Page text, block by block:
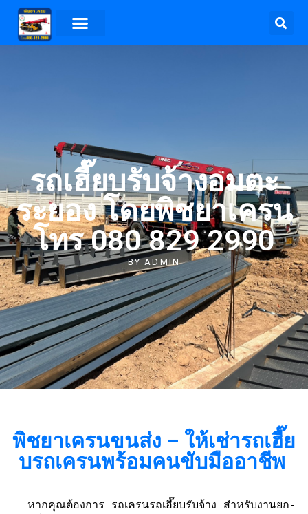
รถเฮี๊ยบรับจ้างอมตะ
ระยอง โดยพิชยาเครน
โทร 080 829 2990
BYADMIN
พิชยาเครนขนส่ง – ให้เช่ารถเฮี๊ย
บรถเครนพร้อมคนขับมืออาชีพ